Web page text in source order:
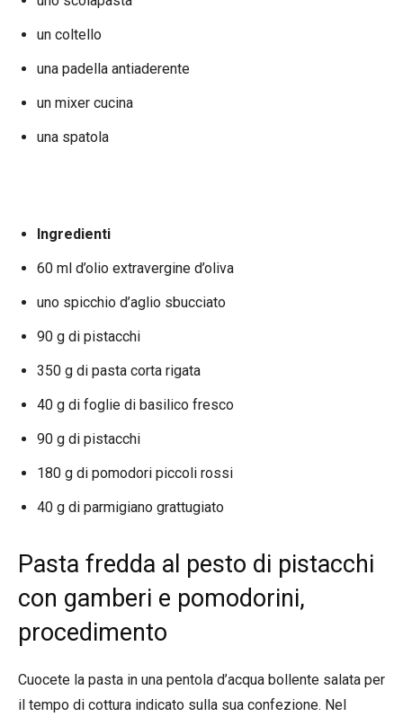
un coltello
una padella antiaderente
un mixer cucina
una spatola
Ingredienti
60 ml d’olio extravergine d’oliva
uno spicchio d’aglio sbucciato
90 g di pistacchi
350 g di pasta corta rigata
40 g di foglie di basilico fresco
90 g di pistacchi
180 g di pomodori piccoli rossi
40 g di parmigiano grattugiato
Pasta fredda al pesto di pistacchi
con gamberi e pomodorini,
procedimento
Cuocete la pasta in una pentola d’acqua bollente salata per
il tempo di cottura indicato sulla sua confezione. Nel